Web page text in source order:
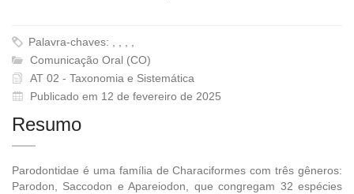
Palavra-chaves: , , , ,
Comunicação Oral (CO)
AT 02 - Taxonomia e Sistemática
Publicado em 12 de fevereiro de 2025
Resumo
Parodontidae é uma família de Characiformes com três gêneros:
Parodon, Saccodon e Apareiodon, que congregam 32 espécies